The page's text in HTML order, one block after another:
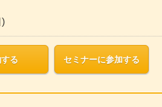
)
る セミナーに参加する